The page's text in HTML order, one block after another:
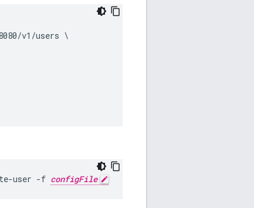
v1/users \
user -f configFile